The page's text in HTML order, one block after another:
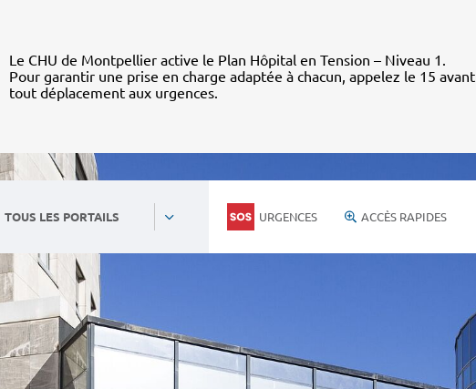
Le CHU de Montpellier active le Plan Hôpital en Tension – Niveau 1.
Pour garantir une prise en charge adaptée à chacun, appelez le 15 avant
tout déplacement aux urgences.
TOUS LES PORTAILS URGENCES ACCÈS RAPIDES